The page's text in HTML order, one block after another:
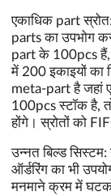
एकाधिक part
parts का उपभोग
part के 100pcs हैं,
में 200 इकाइयों का
meta-part है जहां
100pcs स्टॉक है,
होंगे। स्रोतों को
उन्नत बिल्ड
ऑर्डरिंग का भी
मनमाने क्रम में